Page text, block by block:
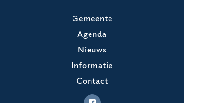
Gemeente
Agenda
Nieuws
Informatie
Contact